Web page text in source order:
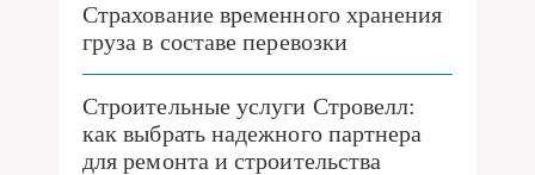
Страхование временного хранения
груза в составе перевозки
Строительные услуги Стровелл:
как выбрать надежного партнера
для ремонта и строительства